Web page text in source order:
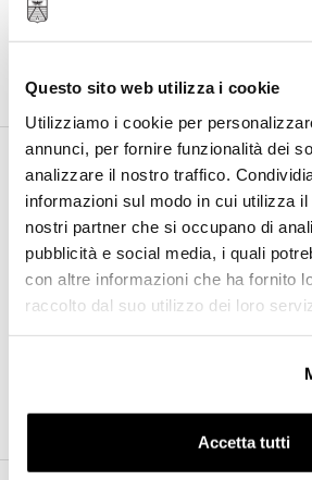
Questo sito web utilizza i cookie
Utilizziamo i cookie per
annunci, per fornire funzionalità dei
analizzare il nostro traffico.
informazioni sul modo in cui utilizza
nostri partner che si occupano di
pubblicità e social media, i quali
con altre informazioni che ha fornito
raccolto dal suo utilizzo dei loro
Accetta tutti
Brand:
Additional
Tennis Bracelet